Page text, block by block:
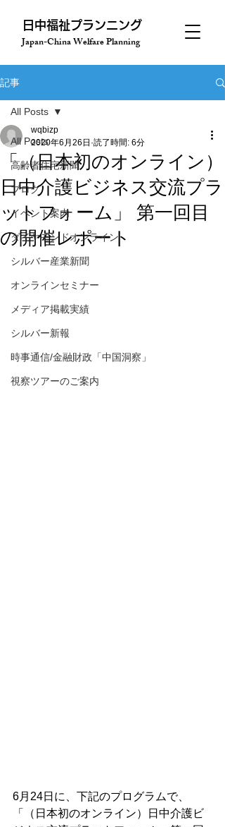
​日中福祉プランニング
Japan-China Welfare Planning
記事
All Posts
高齢者住宅新聞
ブログ
イベント案内
ダイヤモンドオンライン
シルバー産業新聞
オンラインセミナー
メディア掲載実績
シルバー新報
時事通信/金融財政「中国洞察」
視察ツアーのご案内
All Posts
「（日本初のオンライン）
日中介護ビジネス交流プラ
ットフォーム」 第一回目
の開催レポート
wqbizp
2020年6月26日 読了時間: 6分
6月24日に、下記のプログラムで、
「（日本初のオンライン）日中介護ビ